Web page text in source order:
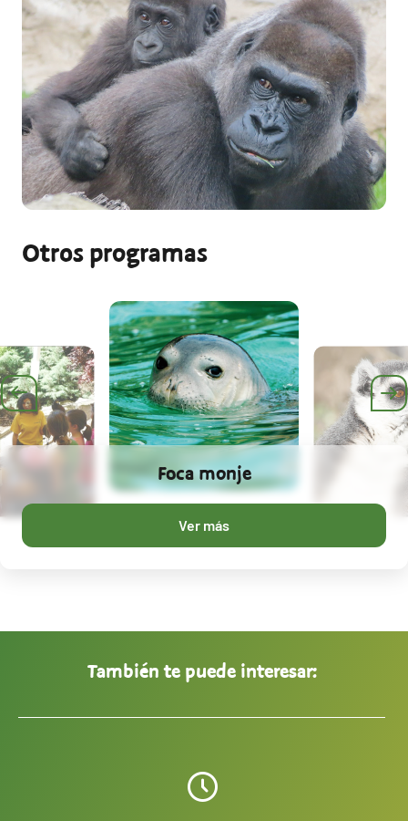
Otros programas
Foca monje
Ver más
También te puede interesar: